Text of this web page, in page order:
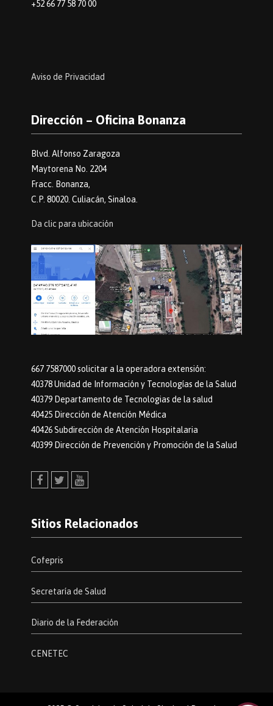
+52 66 77 58 70 00
Aviso de Privacidad
Dirección – Oficina Bonanza
Blvd. Alfonso Zaragoza
Maytorena No. 2204
Fracc. Bonanza,
C.P. 80020. Culiacán, Sinaloa.
Da clic para ubicación
667 7587000 solicitar a la operadora extensión:
40378 Unidad de Información y Tecnologías de la Salud
40379 Departamento de Tecnologias de la salud
40425 Dirección de Atención Médica
40426 Subdirección de Atención Hospitalaria
40399 Dirección de Prevención y Promoción de la Salud
Sitios Relacionados
Cofepris
Secretaría de Salud
Diario de la Federación
CENETEC